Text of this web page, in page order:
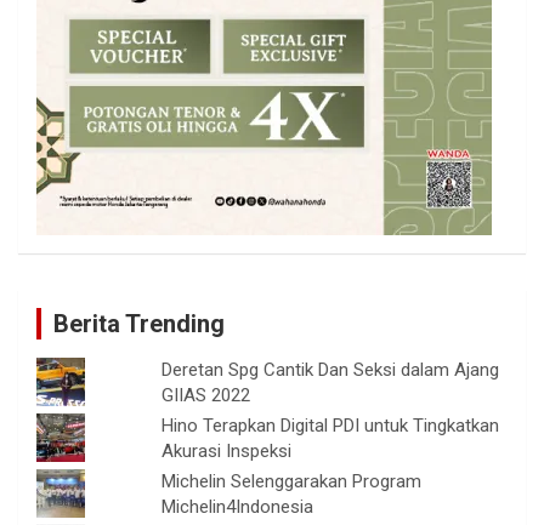
Berita Trending
Deretan Spg Cantik Dan Seksi dalam Ajang
GIIAS 2022
Hino Terapkan Digital PDI untuk Tingkatkan
Akurasi Inspeksi
Michelin Selenggarakan Program
Michelin4Indonesia